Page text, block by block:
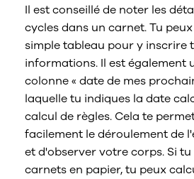
Il est conseillé de noter les
cycles dans un carnet. Tu
simple tableau pour y inscrire
informations. Il est également
colonne « date de mes
laquelle tu indiques la date
calcul de règles. Cela te
facilement le déroulement de
et d'observer votre corps. Si tu
carnets en papier, tu peux